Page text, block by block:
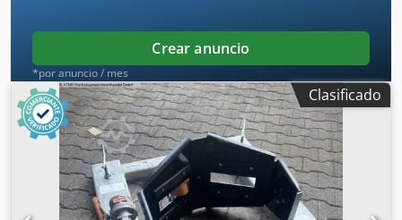
Crear anuncio
*por anuncio / mes
Clasificado